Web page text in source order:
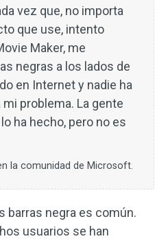
vez que, no importa
que use, intento
Maker, me
negras a los lados de
en Internet y nadie ha
problema. La gente
ha hecho, pero no es
la comunidad de Microsoft.
barras negra es común.
usuarios se han